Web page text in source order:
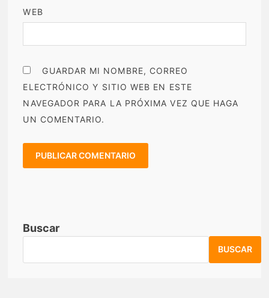
WEB
GUARDAR MI NOMBRE, CORREO
ELECTRÓNICO Y SITIO WEB EN ESTE
NAVEGADOR PARA LA PRÓXIMA VEZ QUE HAGA
UN COMENTARIO.
Buscar
BUSCAR